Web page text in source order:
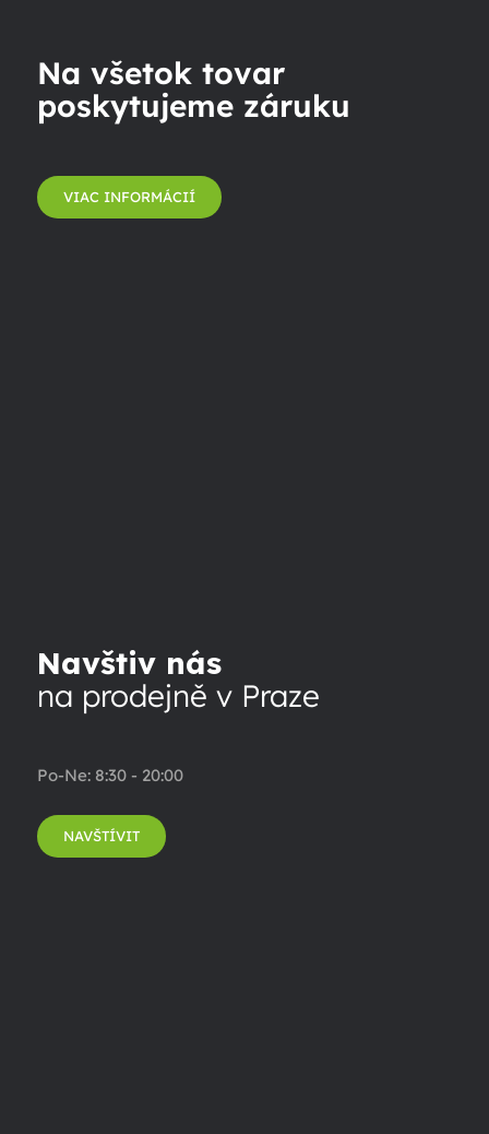
Na všetok tovar
poskytujeme záruku
VIAC INFORMÁCIÍ
Navštiv nás
na prodejně v Praze
Po-Ne: 8:30 - 20:00
NAVŠTÍVIT